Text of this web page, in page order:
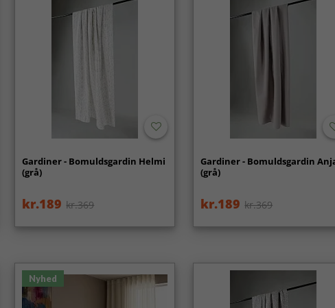
Gardiner - Bomuldsgardin Helmi
(grå)
kr.189 kr.369
Gardiner - Bomuldsgardin
(grå)
kr.189 kr.369
Nyhed